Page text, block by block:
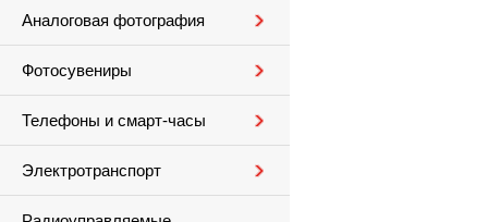
Аналоговая фотография
Фотосувениры
Телефоны и смарт-часы
Электротранспорт